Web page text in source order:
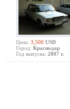
Цена: 3,500 USD
Город: Краснодар
Год выпуска: 2007 г.